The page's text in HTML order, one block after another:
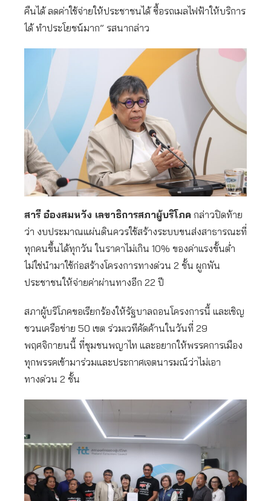
คืนได้ ลดค่าใช้จ่ายให้ประชาชนได้ ซื้อรถเมลไฟฟ้าให้บริการ
ได้ ทำประโยชน์มาก” รสนากล่าว
สารี อ๋องสมหวัง เลขาธิการสภาผู้บริโภค กล่าวปิดท้าย
ว่า งบประมาณแผ่นดินควรใช้สร้างระบบขนส่งสาธารณะที่
ทุกคนขึ้นได้ทุกวัน ในราคาไม่เกิน 10% ของค่าแรงขั้นต่ำ
ไม่ใช่นำมาใช้ก่อสร้างโครงการทางด่วน 2 ชั้น ผูกพัน
ประชาชนให้จ่ายค่าผ่านทางอีก 22 ปี
สภาผู้บริโภคขอเรียกร้องให้รัฐบาลถอนโครงการนี้ และเชิญ
ชวนเครือข่าย 50 เขต ร่วมเวทีคัดค้านในวันที่ 29
พฤศจิกายนนี้ ที่ชุมชนพญาไท และอยากให้พรรคการเมือง
ทุกพรรคเข้ามาร่วมและประกาศเจตนารมณ์ว่าไม่เอา
ทางด่วน 2 ชั้น